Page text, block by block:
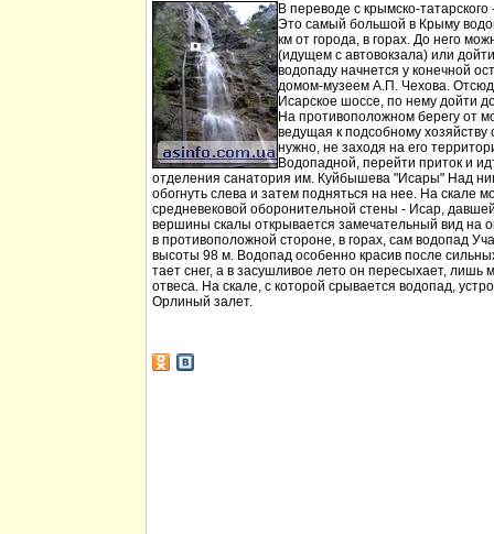
В переводе с крымско-
Это самый большой в Крыму
км от города, в горах. До него
(идущем с автовокзала) или
водопаду начнется у конечной
домом-музеем А.П. Чехова.
Исарское шоссе, по нему дойти
На противоположном берегу от
ведущая к подсобному
нужно, не заходя на его
Водопадной, перейти приток и
отделения санатория им. Куйбышева "Исары" Над
обогнуть слева и затем подняться на нее. На скале
средневековой оборонительной стены - Исар,
вершины скалы открывается замечательный вид на
в противоположной стороне, в горах, сам водопад
высоты 98 м. Водопад особенно красив после
тает снег, а в засушливое лето он пересыхает, лишь
отвеса. На скале, с которой срывается водопад,
Орлиный залет.